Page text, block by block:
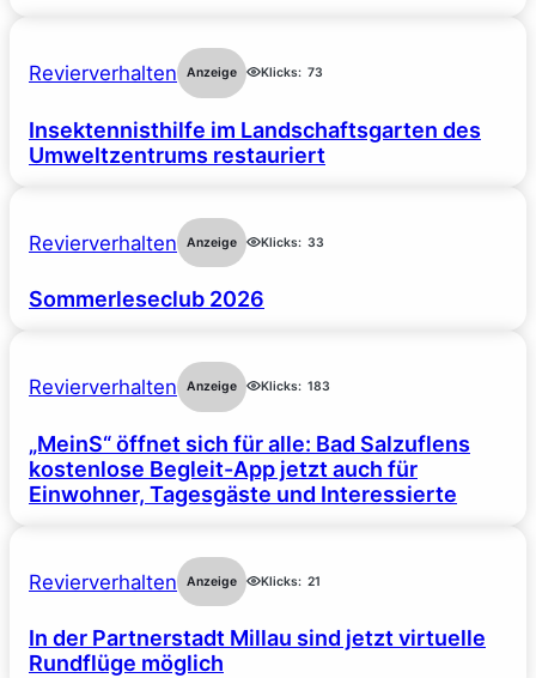
Revierverhalten Anzeige Klicks: 73
Insektennisthilfe im Landschaftsgarten des
Umweltzentrums restauriert
Revierverhalten Anzeige Klicks: 33
Sommerleseclub 2026
Revierverhalten Anzeige Klicks: 183
„MeinS“ öffnet sich für alle: Bad Salzuflens
kostenlose Begleit-App jetzt auch für
Einwohner, Tagesgäste und Interessierte
Revierverhalten Anzeige Klicks: 21
In der Partnerstadt Millau sind jetzt virtuelle
Rundflüge möglich